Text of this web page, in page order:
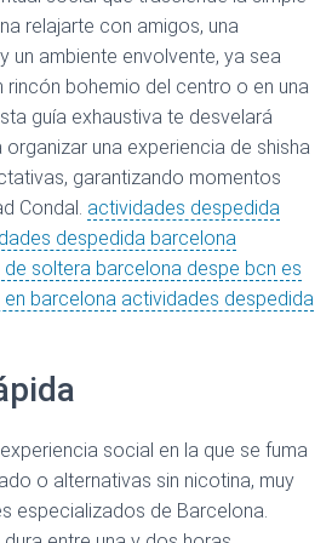
relajarte con amigos, una
un ambiente envolvente, ya sea
rincón bohemio del centro o en una
guía exhaustiva te desvelará
una experiencia de shisha
garantizando momentos
Condal. actividades despedida
despedida barcelona
soltera barcelona despe bcn es
barcelona actividades despedida
social en la que se fuma
o alternativas sin nicotina, muy
especializados de Barcelona.